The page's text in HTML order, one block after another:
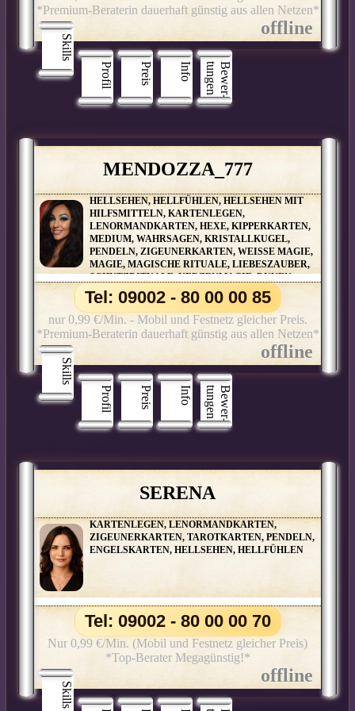
Skills
Profil
Preis Info B
e
w
e
r
­
t
u
n
g
e
n
*Premium-Beraterin dauerhaft günstig aus allen Netzen*
MENDOZZA_777
HELLSEHEN, HELLFÜHLEN, HELLSEHEN MIT
HILFSMITTELN, KARTENLEGEN,
LENORMANDKARTEN, HEXE, KIPPERKARTEN,
MEDIUM, WAHRSAGEN, KRISTALLKUGEL,
PENDELN, ZIGEUNERKARTEN, WEISSE MAGIE, M
AGIE, MAGISCHE RITUALE, LIEBESZAUBER, S
CHUTZRITUALE, KERZENMAGIE, RUNEN, P
ARTNERBERATUNG, ORAKELKARTEN, S
ALAMIN-ORAKEL, BAUMPERLENORAKEL UND V
IELE WEITERE ORAKELKARTEN
Skills
Profil
Preis Info B
e
w
e
r
­
t
u
n
g
e
n
Tel: 09002 - 80 00 00 85
nur 0,99 €/Min. - Mobil und Festnetz gleicher Preis.
*Premium-Beraterin dauerhaft günstig aus allen Netzen*
SERENA
KARTENLEGEN, LENORMANDKARTEN,
ZIGEUNERKARTEN, TAROTKARTEN, PENDELN,
ENGELSKARTEN, HELLSEHEN, HELLFÜHLEN
Skills
Tel: 09002 - 80 00 00 70
Nur 0,99 €/Min. (Mobil und Festnetz gleicher Preis)
*Top-Berater Megagünstig!*